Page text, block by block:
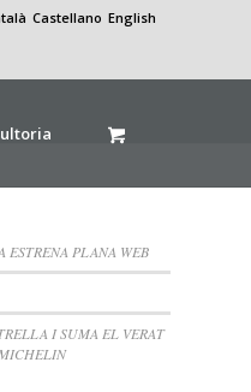
Castellano English
ESTRENA PLANA WEB
I SUMA EL VERAT